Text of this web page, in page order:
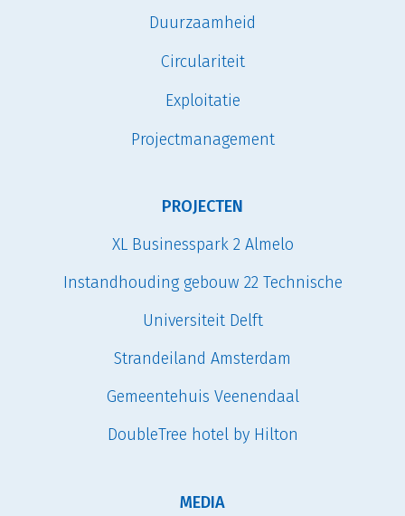
Duurzaamheid
Circulariteit
Exploitatie
Projectmanagement
PROJECTEN
XL Businesspark 2 Almelo
Instandhouding gebouw 22 Technische
Universiteit Delft
Strandeiland Amsterdam
Gemeentehuis Veenendaal
DoubleTree hotel by Hilton
MEDIA